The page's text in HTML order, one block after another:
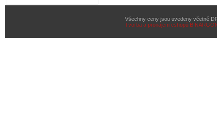
Všechny ceny jsou uvedeny včetně
Tvorba a pronájem eshopů